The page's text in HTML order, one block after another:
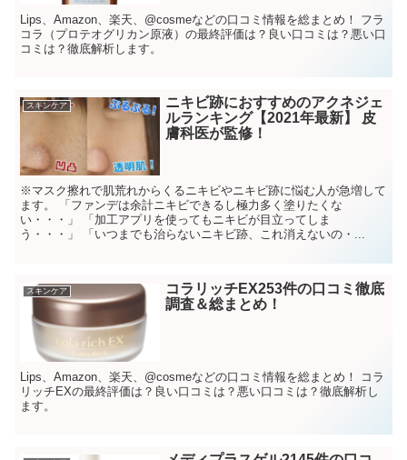
Lips、Amazon、楽天、@cosmeなどの口コミ情報を総まとめ！ フラ
コラ（プロテオグリカン原液）の最終評価は？良い口コミは？悪い口
コミは？徹底解析します。
スキンケア
ニキビ跡におすすめのアクネジェ
ルランキング【2021年最新】 皮
膚科医が監修！
※マスク擦れで肌荒れからくるニキビやニキビ跡に悩む人が急増して
ます。 「ファンデは余計ニキビできるし極力多く塗りたくな
い・・・」 「加工アプリを使ってもニキビが目立ってしま
う・・・」 「いつまでも治らないニキビ跡、これ消えないの・...
スキンケア
コラリッチEX253件の口コミ徹底
調査＆総まとめ！
Lips、Amazon、楽天、@cosmeなどの口コミ情報を総まとめ！ コラ
リッチEXの最終評価は？良い口コミは？悪い口コミは？徹底解析し
ます。